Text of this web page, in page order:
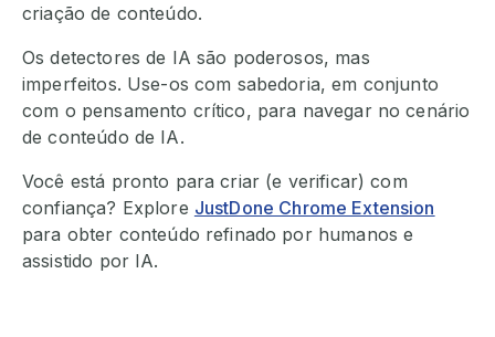
criação de conteúdo.
Os detectores de IA são poderosos, mas
imperfeitos. Use-os com sabedoria, em conjunto
com o pensamento crítico, para navegar no cenário
de conteúdo de IA.
Você está pronto para criar (e verificar) com
confiança? Explore JustDone Chrome Extension
para obter conteúdo refinado por humanos e
assistido por IA.